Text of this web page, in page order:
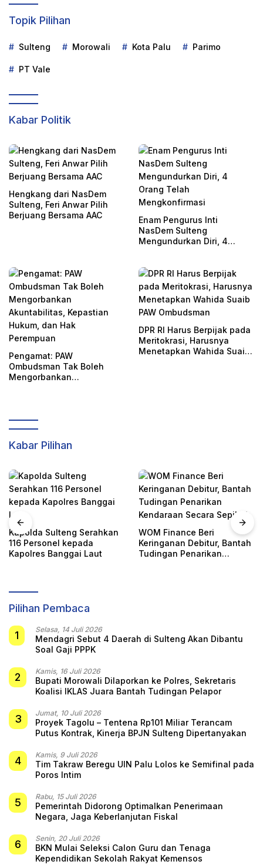
Topik Pilihan
Sulteng Morowali Kota Palu Parimo
PT Vale
Kabar Politik
Hengkang dari NasDem
Sulteng, Feri Anwar Pilih
Berjuang Bersama AAC
Enam Pengurus Inti
NasDem Sulteng
Mengundurkan Diri, 4
Pengamat: PAW
Ombudsman Tak Boleh
Mengorbankan
DPR RI Harus Berpijak pada
Meritokrasi, Harusnya
Menetapkan Wahida Suaib
Kabar Pilihan
Kapolda Sulteng Serahkan
116 Personel kepada
Kapolres Banggai Laut
WOM Finance Beri
Keringanan Debitur, Bantah
Tudingan Penarikan
Pilihan Pembaca
1 Selasa, 14 Juli 2026
Mendagri Sebut 4 Daerah di Sulteng Akan Dibantu
Soal Gaji PPPK
2 Kamis, 16 Juli 2026
Bupati Morowali Dilaporkan ke Polres, Sekretaris
Koalisi IKLAS Juara Bantah Tudingan Pelapor
3 Jumat, 10 Juli 2026
Proyek Tagolu – Tentena Rp101 Miliar Terancam
Putus Kontrak, Kinerja BPJN Sulteng Dipertanyakan
4 Kamis, 9 Juli 2026
Tim Takraw Beregu UIN Palu Lolos ke Semifinal pada
Poros Intim
5 Rabu, 15 Juli 2026
Pemerintah Didorong Optimalkan Penerimaan
Negara, Jaga Keberlanjutan Fiskal
6 Senin, 20 Juli 2026
BKN Mulai Seleksi Calon Guru dan Tenaga
Kependidikan Sekolah Rakyat Kemensos